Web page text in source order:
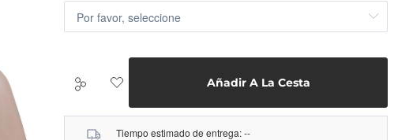
Por favor, seleccione
Añadir A La Cesta
Tiempo estimado de entrega:--